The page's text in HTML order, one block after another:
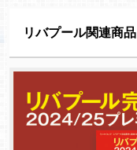
リバプール関連商品